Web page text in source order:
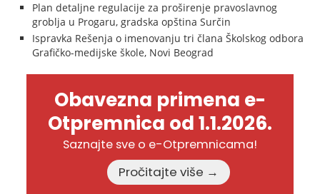
Plan detaljne regulacije za proširenje pravoslavnog
groblja u Progaru, gradska opština Surčin
Ispravka Rešenja o imenovanju tri člana Školskog odbora
Grafičko-medijske škole, Novi Beograd
Obavezna primena e-
Otpremnica od 1.1.2026.
Saznajte sve o e-Otpremnicama!
Pročitajte više →